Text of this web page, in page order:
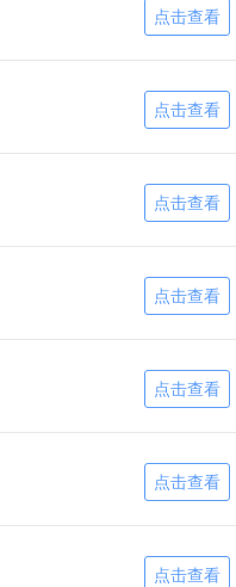
点击查看
点击查看
点击查看
点击查看
点击查看
点击查看
点击查看